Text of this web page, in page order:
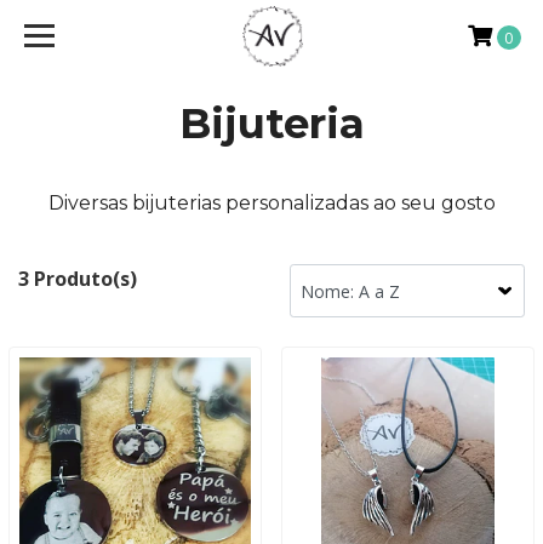
0
Bijuteria
Diversas bijuterias personalizadas ao seu gosto
3 Produto(s)